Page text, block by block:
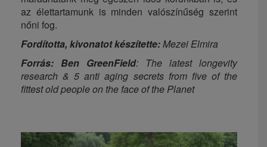
az élettartamunk is minden valószínűség szerint
nőni fog.
Fordította, kivonatot készítette:Mezei Elmira
Forrás: Ben GreenField: The latest longevity
research & 5 anti aging secrets from five of the
fittest old people on the face of the Planet